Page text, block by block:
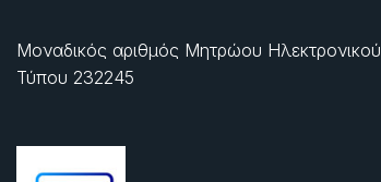
Μοναδικός αριθμός Μητρώου Ηλεκτρονικού
Τύπου 232245